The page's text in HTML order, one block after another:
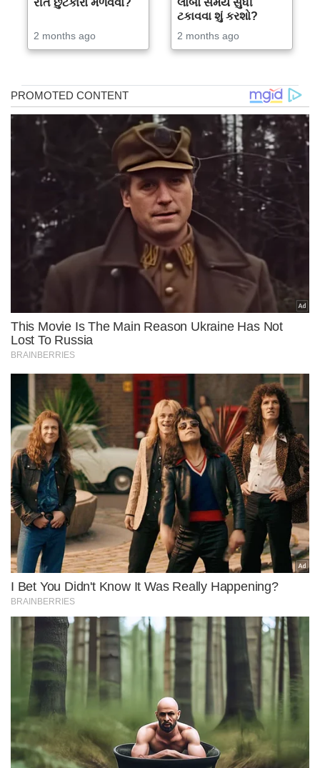
2 months ago
ટકાવવા શું કરશો?
2 months ago